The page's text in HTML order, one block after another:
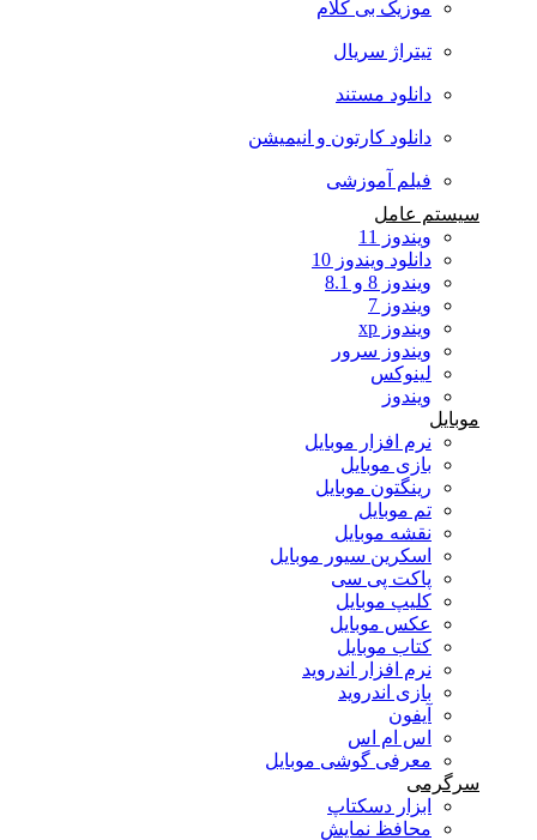
موزیک بی کلام
تیتراژ سریال
دانلود مستند
دانلود کارتون و انیمیشن
فیلم آموزشی
سیستم عامل
ویندوز 11
دانلود ویندوز 10
ویندوز 8 و 8.1
ویندوز 7
ویندوز xp
ویندوز سرور
لینوکس
ویندوز
موبایل
نرم افزار موبایل
بازی موبایل
رینگتون موبایل
تم موبایل
نقشه موبایل
اسکرین سیور موبایل
پاکت پی سی
کلیپ موبایل
عکس موبایل
کتاب موبایل
نرم افزار اندروید
بازی اندروید
آیفون
اس ام اس
معرفی گوشی موبایل
سرگرمی
ابزار دسکتاپ
محافظ نمایش